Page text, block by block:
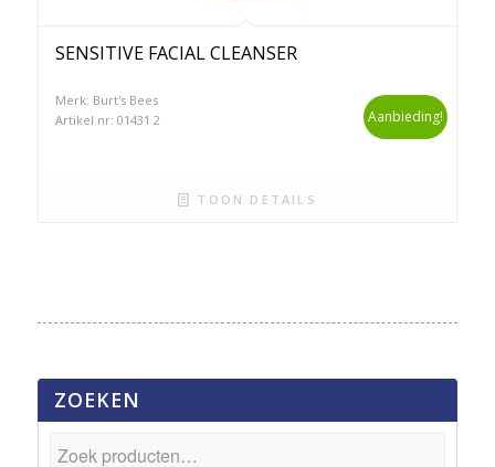
SENSITIVE FACIAL CLEANSER
Merk: Burt's Bees
Artikel nr: 01431 2
Aanbieding!
TOON DETAILS
ZOEKEN